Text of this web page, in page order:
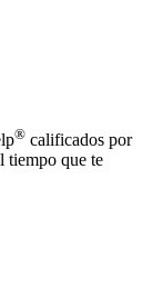
® calificados por
tiempo que te